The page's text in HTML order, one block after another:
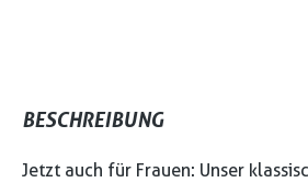
BESCHREIBUNG
Jetzt auch für Frauen: Unser